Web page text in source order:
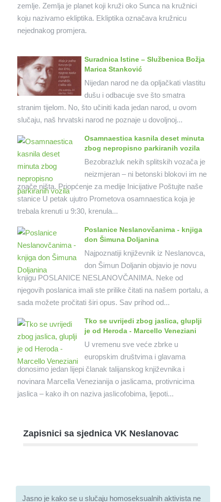
zemlje. Zemlja je planet koji kruži oko Sunca na kružnici
koju nazivamo ekliptika. Ekliptika označava kružnicu
nejednakog promjera.
Suradnica Istine – Službenica Božja
Marica Stanković
Nijedan narod ne da opljačkati vlastitu
dušu i odbacuje sve što smatra
stranim tijelom. No, što učiniti kada jedan narod, u ovom
slučaju, naš hrvatski narod ne poznaje u dovoljnoj...
Osamnaestica kasnila deset minuta
zbog nepropisno parkiranih vozila
Bezobrazluk nekih splitskih vozača je
neizmjeran – ni betonski blokovi im ne
znače ništa. Priopćenje za medije Inicijative Poštujte naše
stanice U petak ujutro Prometova osamnaestica koja je
trebala krenuti u 9:30, krenula...
Poslanice Neslanovčanima - knjiga
don Šimuna Doljanina
Najpoznatiji književnik iz Neslanovca,
don Šimun Doljanin objavio je novu
knjigu POSLANICE NESLANOVČANIMA. Neke od
njegovih poslanica imali ste prilike čitati na našem portalu, a
sada možete pročitati širi opus. Sav prihod od...
Tko se uvrijedi zbog jaslica, gluplji
je od Heroda - Marcello Veneziani
U vremenu sve veće zbrke u
europskim društvima i glavama
donosimo jedan lijepi članak talijanskog književnika i
novinara Marcella Venezianija o jaslicama, protivnicima
jaslica – kako ih on naziva jaslicofobima, ljepoti...
Zapisnici sa sjednica VK Neslanovac
Jasno je kako se u slučaju homoseksualnih aktivista ne